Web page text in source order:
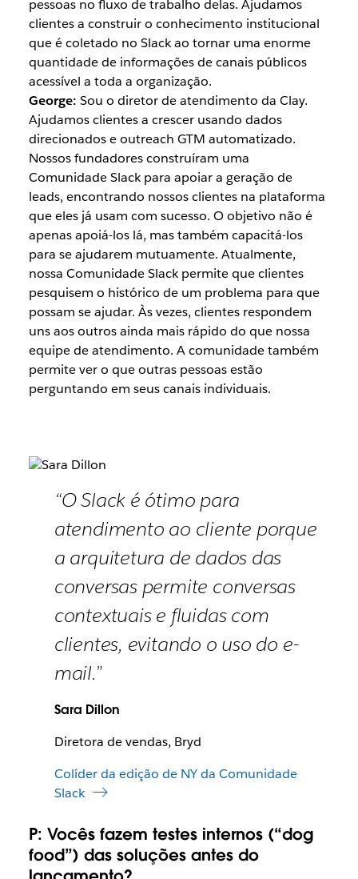
pessoas no fluxo de trabalho delas. Ajudamos
clientes a construir o conhecimento institucional
que é coletado no Slack ao tornar uma enorme
quantidade de informações de canais públicos
acessível a toda a organização.
George: Sou o diretor de atendimento da Clay.
Ajudamos clientes a crescer usando dados
direcionados e outreach GTM automatizado.
Nossos fundadores construíram uma
Comunidade Slack para apoiar a geração de
leads, encontrando nossos clientes na plataforma
que eles já usam com sucesso. O objetivo não é
apenas apoiá-los lá, mas também capacitá-los
para se ajudarem mutuamente. Atualmente,
nossa Comunidade Slack permite que clientes
pesquisem o histórico de um problema para que
possam se ajudar. Às vezes, clientes respondem
uns aos outros ainda mais rápido do que nossa
equipe de atendimento. A comunidade também
permite ver o que outras pessoas estão
perguntando em seus canais individuais.
“O Slack é ótimo para
atendimento ao cliente porque
a arquitetura de dados das
conversas permite conversas
contextuais e fluidas com
clientes, evitando o uso do e-
mail.”
Sara Dillon
Diretora de vendas, Bryd
Colíder da edição de NY da Comunidade
Slack
P: Vocês fazem testes internos (“dog
food”) das soluções antes do